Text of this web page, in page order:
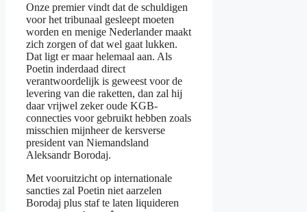
Onze premier vindt dat de schuldigen
voor het tribunaal gesleept moeten
worden en menige Nederlander maakt
zich zorgen of dat wel gaat lukken.
Dat ligt er maar helemaal aan. Als
Poetin inderdaad direct
verantwoordelijk is geweest voor de
levering van die raketten, dan zal hij
daar vrijwel zeker oude KGB-
connecties voor gebruikt hebben zoals
misschien mijnheer de kersverse
president van Niemandsland
Aleksandr Borodaj.
Met vooruitzicht op internationale
sancties zal Poetin niet aarzelen
Borodaj plus staf te laten liquideren